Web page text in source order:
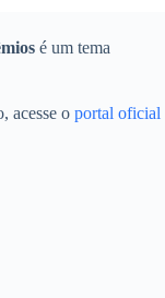
é um tema
acesse o portal oficial